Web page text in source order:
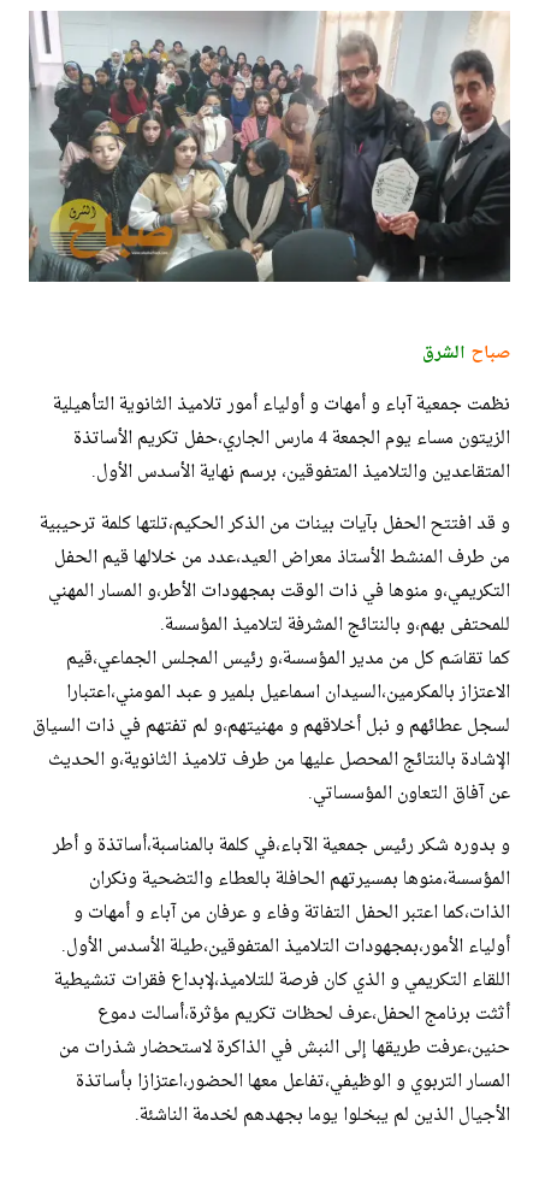
صباح الشرق
نظمت جمعية آباء و أمهات و أولياء أمور تلاميذ الثانوية التأهيلية
الزيتون مساء يوم الجمعة 4 مارس الجاري،حفل تكريم الأساتذة
المتقاعدين والتلاميذ المتفوقين، برسم نهاية الأسدس الأول.
و قد افتتح الحفل بآيات بينات من الذكر الحكيم،تلتها كلمة ترحيبية
من طرف المنشط الأستاذ معراض العيد،عدد من خلالها قيم الحفل
التكريمي،و منوها في ذات الوقت بمجهودات الأطر،و المسار المهني
للمحتفى بهم،و بالنتائج المشرفة لتلاميذ المؤسسة.
كما تقاسَم كل من مدير المؤسسة،و رئيس المجلس الجماعي،قيم
الاعتزاز بالمكرمين،السيدان اسماعيل بلمير و عبد المومني،اعتبارا
لسجل عطائهم و نبل أخلاقهم و مهنيتهم،و لم تفتهم في ذات السياق
الإشادة بالنتائج المحصل عليها من طرف تلاميذ الثانوية،و الحديث
عن آفاق التعاون المؤسساتي.
و بدوره شكر رئيس جمعية الآباء،في كلمة بالمناسبة،أساتذة و أطر
المؤسسة،منوها بمسيرتهم الحافلة بالعطاء والتضحية ونكران
الذات،كما اعتبر الحفل التفاتة وفاء و عرفان من آباء و أمهات و
أولياء الأمور،بمجهودات التلاميذ المتفوقين،طيلة الأسدس الأول.
اللقاء التكريمي و الذي كان فرصة للتلاميذ،لإبداع فقرات تنشيطية
أثثت برنامج الحفل،عرف لحظات تكريم مؤثرة،أسالت دموع
حنين،عرفت طريقها إلى النبش في الذاكرة لاستحضار شذرات من
المسار التربوي و الوظيفي،تفاعل معها الحضور،اعتزازا بأساتذة
الأجيال الذين لم يبخلوا يوما بجهدهم لخدمة الناشئة.